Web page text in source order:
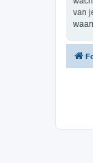
van